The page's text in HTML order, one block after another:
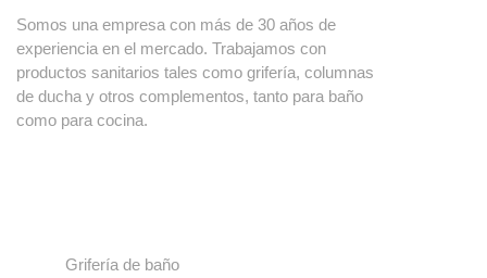
Somos una empresa con más de 30 años de
experiencia en el mercado. Trabajamos con
productos sanitarios tales como grifería, columnas
de ducha y otros complementos, tanto para baño
como para cocina.
Grifería de baño